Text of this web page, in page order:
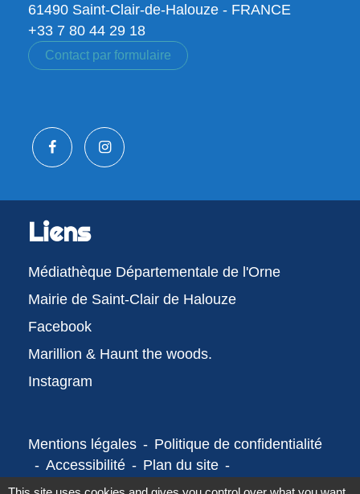
61490 Saint-Clair-de-Halouze - FRANCE
+33 7 80 44 29 18
Contact par formulaire
Liens
Médiathèque Départementale de l'Orne
Mairie de Saint-Clair de Halouze
Facebook
Marillion & Haunt the woods.
Instagram
Mentions légales - Politique de confidentialité
- Accessibilité - Plan du site -
Gestion des cookies